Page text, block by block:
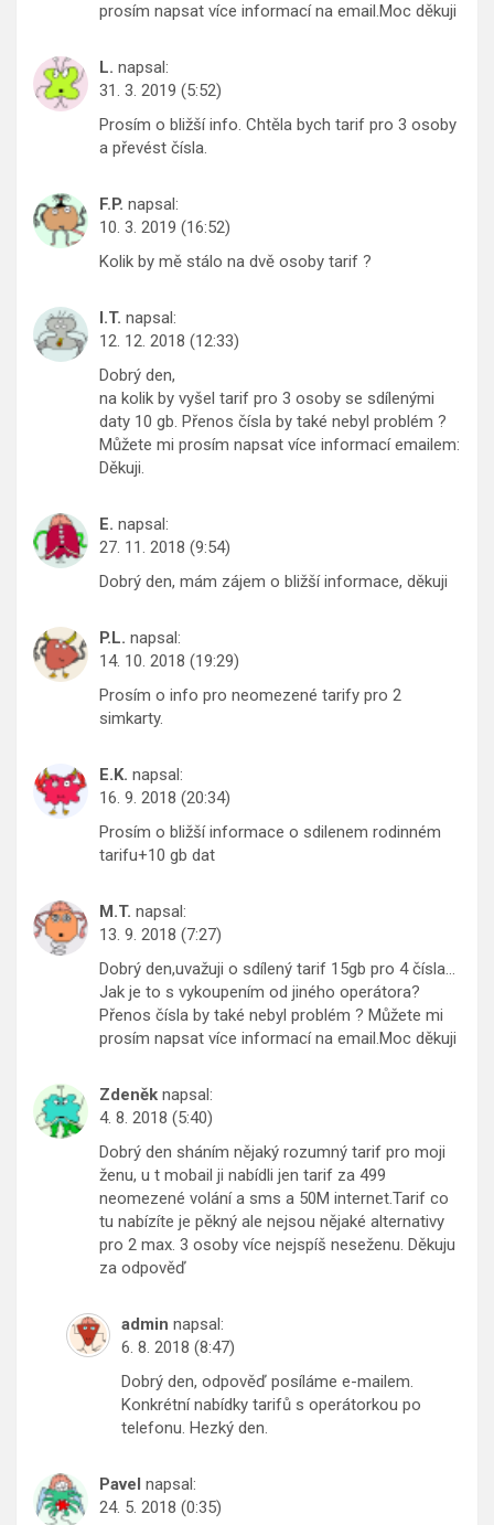
prosím napsat více informací na email.Moc děkuji
L. napsal:
31. 3. 2019 (5:52)
Prosím o bližší info. Chtěla bych tarif pro 3 osoby
a převést čísla.
F.P. napsal:
10. 3. 2019 (16:52)
Kolik by mě stálo na dvě osoby tarif ?
I.T. napsal:
12. 12. 2018 (12:33)
Dobrý den,
na kolik by vyšel tarif pro 3 osoby se sdílenými
daty 10 gb. Přenos čísla by také nebyl problém ?
Můžete mi prosím napsat více informací emailem:
Děkuji.
E. napsal:
27. 11. 2018 (9:54)
Dobrý den, mám zájem o bližší informace, děkuji
P.L. napsal:
14. 10. 2018 (19:29)
Prosím o info pro neomezené tarify pro 2
simkarty.
E.K. napsal:
16. 9. 2018 (20:34)
Prosím o bližší informace o sdilenem rodinném
tarifu+10 gb dat
M.T. napsal:
13. 9. 2018 (7:27)
Dobrý den,uvažuji o sdílený tarif 15gb pro 4 čísla…
Jak je to s vykoupením od jiného operátora?
Přenos čísla by také nebyl problém ? Můžete mi
prosím napsat více informací na email.Moc děkuji
Zdeněk napsal:
4. 8. 2018 (5:40)
Dobrý den sháním nějaký rozumný tarif pro moji
ženu, u t mobail ji nabídli jen tarif za 499
neomezené volání a sms a 50M internet.Tarif co
tu nabízíte je pěkný ale nejsou nějaké alternativy
pro 2 max. 3 osoby více nejspíš neseženu. Děkuju
za odpověď
admin napsal:
6. 8. 2018 (8:47)
Dobrý den, odpověď posíláme e-mailem.
Konkrétní nabídky tarifů s operátorkou po
telefonu. Hezký den.
Pavel napsal:
24. 5. 2018 (0:35)